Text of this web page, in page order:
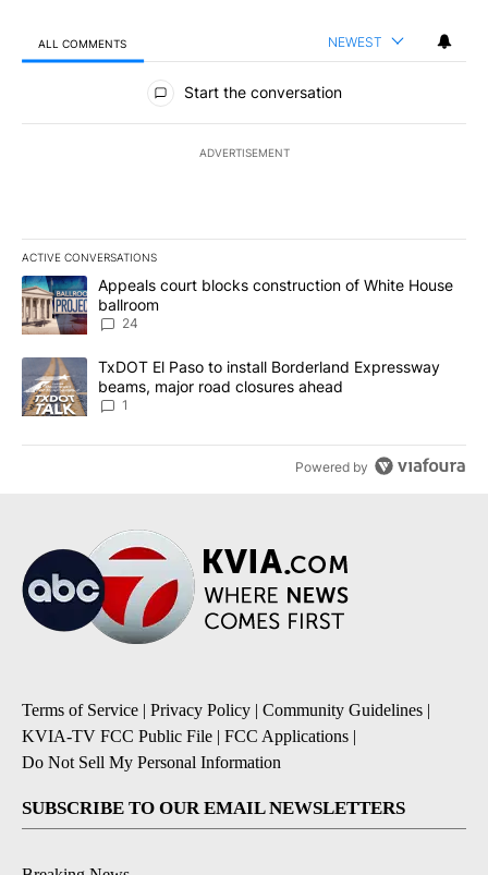
ALL COMMENTS NEWEST
All Comments
Start the conversation
ADVERTISEMENT
ACTIVE CONVERSATIONS
The following is a list of the most commented articles in the last
A trending article titled "Appeals court blocks construction of
Appeals court blocks construction of White House
ballroom
24
A trending article titled "TxDOT El Paso to install Borderland
TxDOT El Paso to install Borderland Expressway
beams, major road closures ahead
1
Powered by
Terms of Service | Privacy Policy | Community Guidelines |
KVIA-TV FCC Public File | FCC Applications |
Do Not Sell My Personal Information
SUBSCRIBE TO OUR EMAIL NEWSLETTERS